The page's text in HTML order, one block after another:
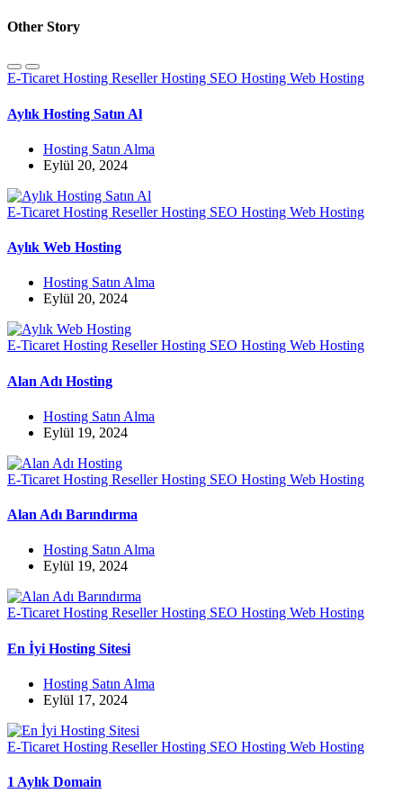
Other Story
E-Ticaret Hosting Reseller Hosting SEO Hosting Web Hosting
Aylık Hosting Satın Al
Hosting Satın Alma
Eylül 20, 2024
E-Ticaret Hosting Reseller Hosting SEO Hosting Web Hosting
Aylık Web Hosting
Hosting Satın Alma
Eylül 20, 2024
E-Ticaret Hosting Reseller Hosting SEO Hosting Web Hosting
Alan Adı Hosting
Hosting Satın Alma
Eylül 19, 2024
E-Ticaret Hosting Reseller Hosting SEO Hosting Web Hosting
Alan Adı Barındırma
Hosting Satın Alma
Eylül 19, 2024
E-Ticaret Hosting Reseller Hosting SEO Hosting Web Hosting
En İyi Hosting Sitesi
Hosting Satın Alma
Eylül 17, 2024
E-Ticaret Hosting Reseller Hosting SEO Hosting Web Hosting
1 Aylık Domain